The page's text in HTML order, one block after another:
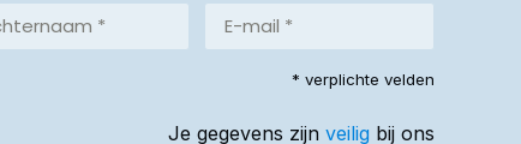
mail
* verplichte velden
Je gegevens zijn veilig bij ons